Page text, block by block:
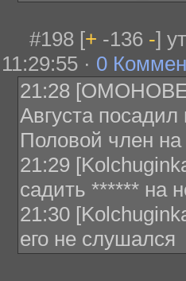
#198 [+ -136 -]
11:29:55 · 0
21:28
Августа посадил
Половой член
21:29
садить ****** на
21:30
его не слушался